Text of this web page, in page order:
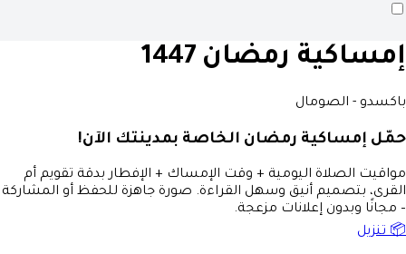
إمساكية رمضان 1447
باكسدو - الصومال
حمّل إمساكية رمضان الخاصة بمدينتك الآن!
مواقيت الصلاة اليومية + وقت الإمساك + الإفطار بدقة تقويم أم
القرى، بتصميم أنيق وسهل القراءة. صورة جاهزة للحفظ أو المشاركة
– مجانًا وبدون إعلانات مزعجة.
📦 تنزيل